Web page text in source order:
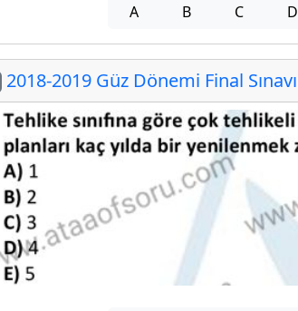
A B C D
2018-2019 Güz Dönemi Final Sınavı